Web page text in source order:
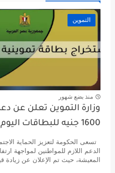
التموين
منذ بضع شهور
وزارة التموين تعلن عن
1600 جنيه للبطاقات اليوم
تسعى الحكومة لتعزيز الحماية
الدعم اللازم للمواطنين لمواجهة
المعيشة، حيث تم الإعلان عن زيادة